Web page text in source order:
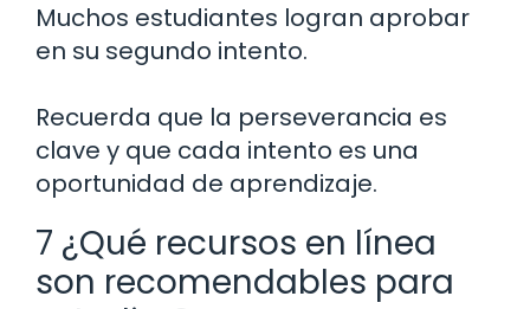
Muchos estudiantes logran aprobar
en su segundo intento.
Recuerda que la perseverancia es
clave y que cada intento es una
oportunidad de aprendizaje.
7 ¿Qué recursos en línea
son recomendables para